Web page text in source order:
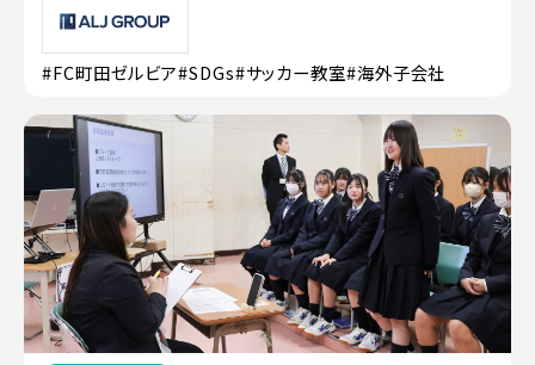
#FC町田ゼルビア#SDGs#サッカー教室#海外子会社